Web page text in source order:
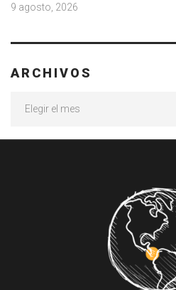
9 agosto, 2026
ARCHIVOS